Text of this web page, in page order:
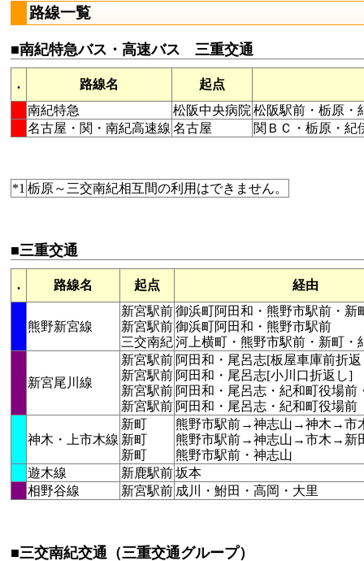
路線一覧
■南紀特急バス・高速バス 三重交通
. 路線名
起点
南紀特急
松阪中央病院 松阪駅前・栃原・
名古屋・関・南紀高速線 名古屋 関ＢＣ・栃原・紀
*1 栃原～三交南紀相互間の利用はできません。
■三重交通
. 路線名 起点 経由
熊野新宮線
新宮駅前
新宮駅前
三交南紀
御浜町阿田和・熊野市駅前・新
御浜町阿田和・熊野市駅前
河上横町・熊野市駅前・新町・
新宮尾川線
新宮駅前
新宮駅前
新宮駅前
新宮駅前
阿田和・尾呂志[板屋車庫前折
阿田和・尾呂志[小川口折返し]
阿田和・尾呂志・紀和町役場前
阿田和・尾呂志・紀和町役場前
神木・上市木線
新町
新町
新町
熊野市駅前→神志山→神木→市
熊野市駅前→神志山→市木→新
熊野市駅前・神志山
遊木線
新鹿駅前坂本
相野谷線
新宮駅前 成川・鮒田・高岡・大里
■三交南紀交通（三重交通グループ）